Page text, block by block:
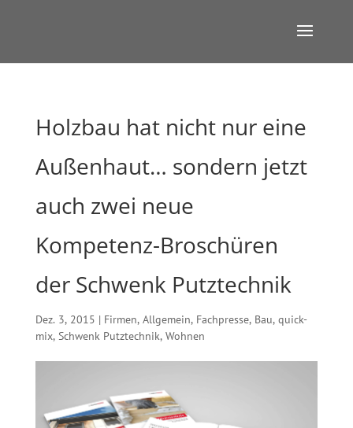
Holzbau hat nicht nur eine
Außenhaut… sondern jetzt
auch zwei neue
Kompetenz-Broschüren
der Schwenk Putztechnik
Dez. 3, 2015 | Firmen, Allgemein, Fachpresse, Bau, quick-
mix, Schwenk Putztechnik, Wohnen